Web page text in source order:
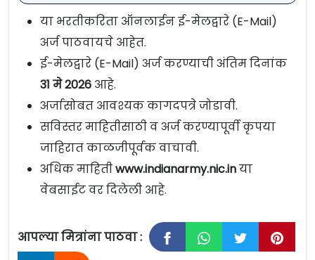
या भरतीकरिता ऑनलाईन ई-मेलद्वारे (E-Mail)
अर्ज पाठवायचे आहेत.
ई-मेलद्वारे (E-Mail) अर्ज करण्याची अंतिम दिनांक
31 मे 2026 आहे.
अर्जासोबत आवश्यक कागदपत्रे जोडावी.
सविस्तर माहितीसाठी व अर्ज करण्यापूर्वी कृपया
जाहिरात काळजीपूर्वक वाचावी.
अधिक माहितीwww.indianarmy.nic.inया
वेबसाईट वर दिलेली आहे.
आपल्या मित्रांना पाठवा :